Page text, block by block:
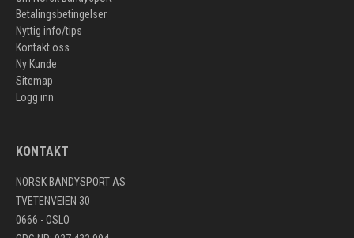
Betalingsbetingelser
Nyttig info/tips
Kontakt oss
Ny Kunde
Sitemap
Logg inn
KONTAKT
NORSK BANDYSPORT AS
TVETENVEIEN 30
0666 - OSLO